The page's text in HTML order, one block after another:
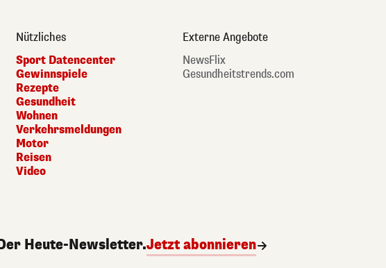
Nützliches
Sport Datencenter
Gewinnspiele
Rezepte
Gesundheit
Wohnen
Verkehrsmeldungen
Motor
Reisen
Video
Externe Angebote
NewsFlix
Gesundheitstrends.com
Heute-Newsletter.Jetzt abonnieren